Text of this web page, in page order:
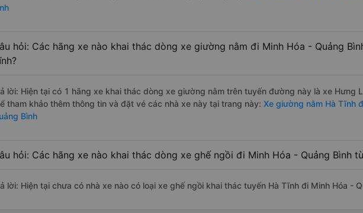
hỏi: Các hãng xe nào khai thác dòng xe giường nằm đi Minh Hóa - Quảng
lời: Hiện tại có 1 hãng xe khai thác dòng xe giường nằm trên tuyến đường này là xe Hưng
tham khảo thêm thông tin và đặt vé các nhà xe này tại trang này: Xe giường nằm Hà Tĩnh
Bình
hỏi: Các hãng xe nào khai thác dòng xe ghế ngồi đi Minh Hóa - Quảng Bình
lời: Hiện tại chưa có nhà xe nào có loại xe ghế ngồi khai thác tuyến Hà Tĩnh đi Minh Hóa -